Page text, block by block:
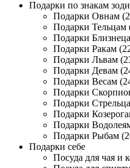
Подарки по знакам
Подарки Овнам
Подарки Тельцам
Подарки
Подарки Ракам
Подарки Львам
Подарки Девам
Подарки Весам
Подарки
Подарки
Подарки
Подарки
Подарки Рыбам
Подарки себе
Посуда для чая и